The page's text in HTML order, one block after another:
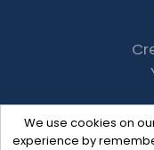
We use cookies on
experience by